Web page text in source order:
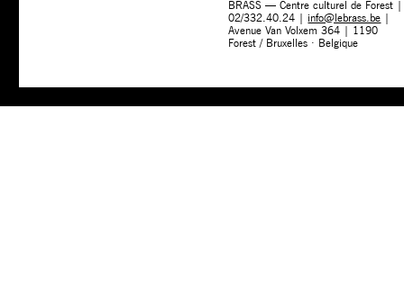
BRASS — Centre culturel de Forest |
02/332.40.24 | info@lebrass.be |
Avenue Van Volxem 364 | 1190
Forest / Bruxelles · Belgique